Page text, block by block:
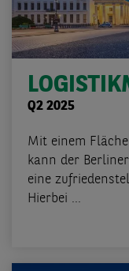
Q2 2025
Mit einem
kann der
eine
Hierbei ...